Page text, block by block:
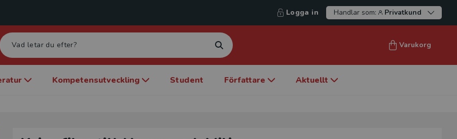
Logga in Handlar som: Privatkund
Varukorg
Kompetensutveckling Student Författare Aktuellt